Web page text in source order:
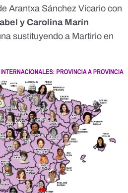
Arantxa Sánchez Vicario con
y Carolina Marín
sustituyendo a Martirio en